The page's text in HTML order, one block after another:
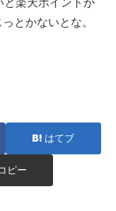
と楽天ポイントが
とかないとな。
はてブ
ピー